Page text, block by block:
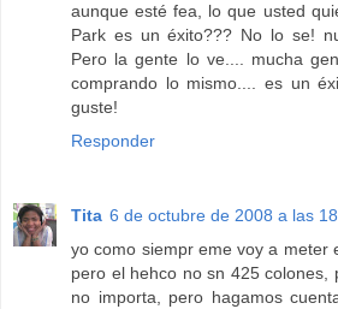
aunque esté fea, lo que usted
Park es un éxito??? No lo se!
Pero la gente lo ve.... mucha
comprando lo mismo.... es un
guste!
Responder
Tita 6 de octubre de 2008 a las
yo como siempr eme voy a meter
pero el hehco no sn 425 colones,
no importa, pero hagamos